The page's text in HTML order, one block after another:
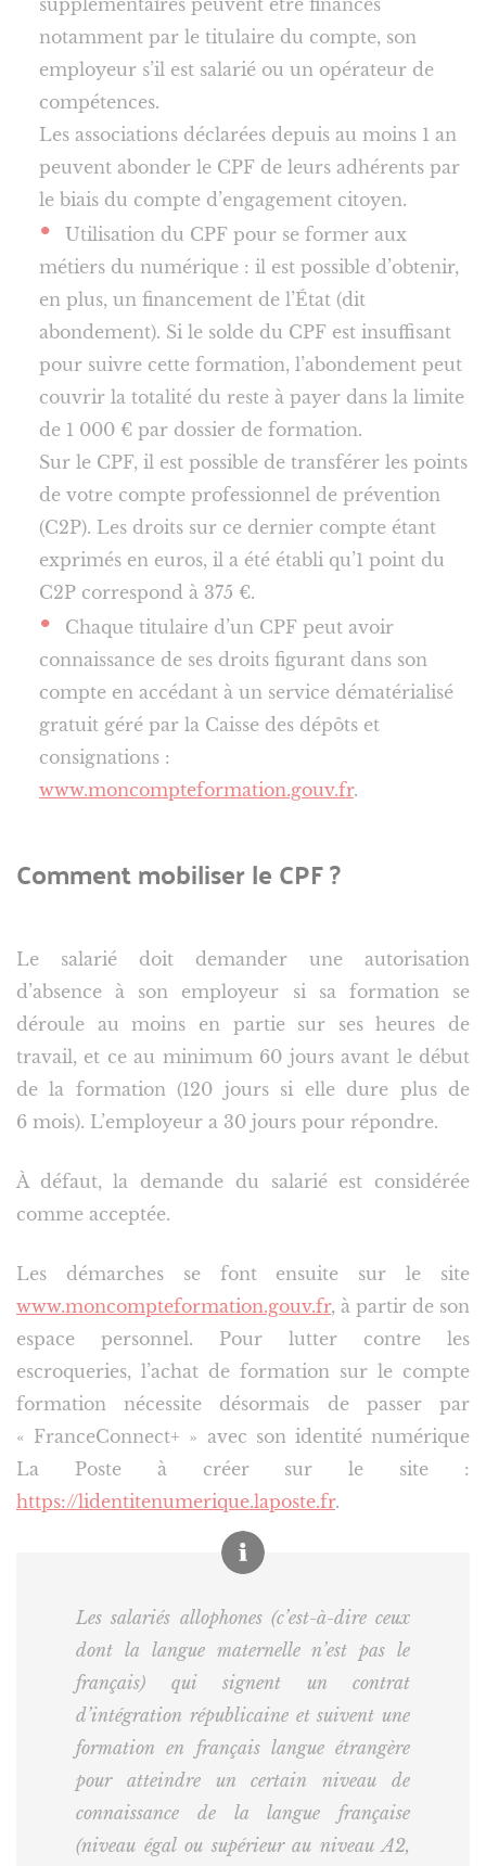
supplémentaires peuvent être financés
notamment par le titulaire du compte, son
employeur s’il est salarié ou un opérateur de
compétences.
Les associations déclarées depuis au moins 1 an
peuvent abonder le CPF de leurs adhérents par
le biais du compte d’engagement citoyen.
Utilisation du CPF pour se former aux
métiers du numérique : il est possible d’obtenir,
en plus, un financement de l’État (dit
abondement). Si le solde du CPF est insuffisant
pour suivre cette formation, l’abondement peut
couvrir la totalité du reste à payer dans la limite
de 1 000 € par dossier de formation.
Sur le CPF, il est possible de transférer les points
de votre compte professionnel de prévention
(C2P). Les droits sur ce dernier compte étant
exprimés en euros, il a été établi qu’1 point du
C2P correspond à 375 €.
Chaque titulaire d’un CPF peut avoir
connaissance de ses droits figurant dans son
compte en accédant à un service dématérialisé
gratuit géré par la Caisse des dépôts et
consignations :
www.moncompteformation.gouv.fr.
Comment mobiliser le CPF ?
Le salarié doit demander une autorisation
d’absence à son employeur si sa formation se
déroule au moins en partie sur ses heures de
travail, et ce au minimum 60 jours avant le début
de la formation (120 jours si elle dure plus de
6 mois). L’employeur a 30 jours pour répondre.
À défaut, la demande du salarié est considérée
comme acceptée.
Les démarches se font ensuite sur le site
www.moncompteformation.gouv.fr, à partir de son
espace personnel. Pour lutter contre les
escroqueries, l’achat de formation sur le compte
formation nécessite désormais de passer par
« FranceConnect+ » avec son identité numérique
La Poste à créer sur le site :
https://lidentitenumerique.laposte.fr.
Les salariés allophones (c’est-à-dire ceux
dont la langue maternelle n’est pas le
français) qui signent un contrat
d’intégration républicaine et suivent une
formation en français langue étrangère
pour atteindre un certain niveau de
connaissance de la langue française
(niveau égal ou supérieur au niveau A2,